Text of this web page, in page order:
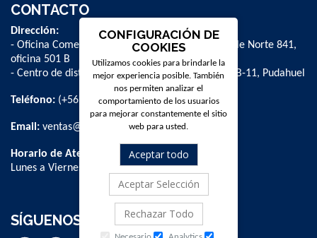
CONTACTO
Dirección:
- Oficina Comercial y administrativa: Avenida Valle Norte 841,
oficina 501 B
- Centro de distribución: La Farfana 500, bodega B-11, Pudahuel
Teléfono: (+56 2) 2 584 8900
Email: ventas@dpschile.cl
Horario de Atención:
Lunes a Viernes / 09:00 a 16:00 hrs
SÍGUENOS
CONFIGURACIÓN DE
COOKIES
Utilizamos cookies para brindarle la
mejor experiencia posible. También
nos permiten analizar el
comportamiento de los usuarios
para mejorar constantemente el sitio
web para usted.
Aceptar todo
Aceptar Selección
Rechazar Todo